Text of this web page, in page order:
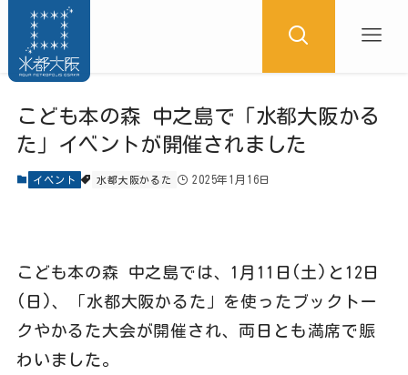
こども本の森 中之島で「水都大阪かる
た」イベントが開催されました
イベント 水都大阪かるた 2025年1月16日
こども本の森 中之島では、 1 月 11 日 ( 土 ) と 12 日
( 日 )、「水都大阪かるた」を使ったブックトー
クやかるた大会が開催され、両日とも満席で賑
わいました。